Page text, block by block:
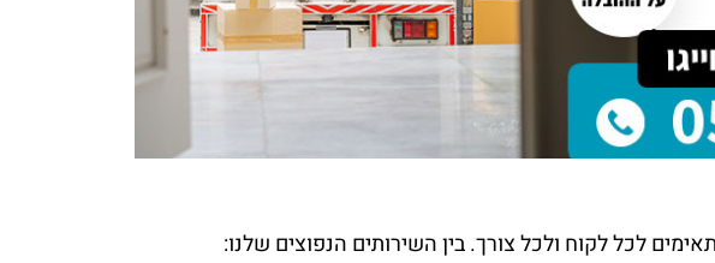
לכל לקוח ולכל צורך. בין השירותים הנפוצים שלנו: